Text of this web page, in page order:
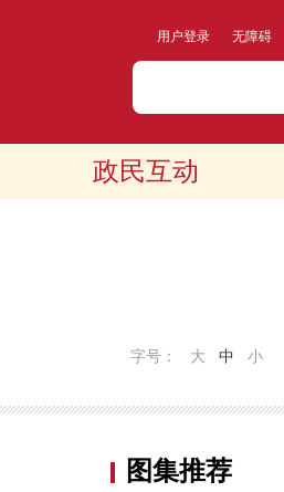
用户登录 无障碍
政民互动
字号： 大 中 小
图集推荐